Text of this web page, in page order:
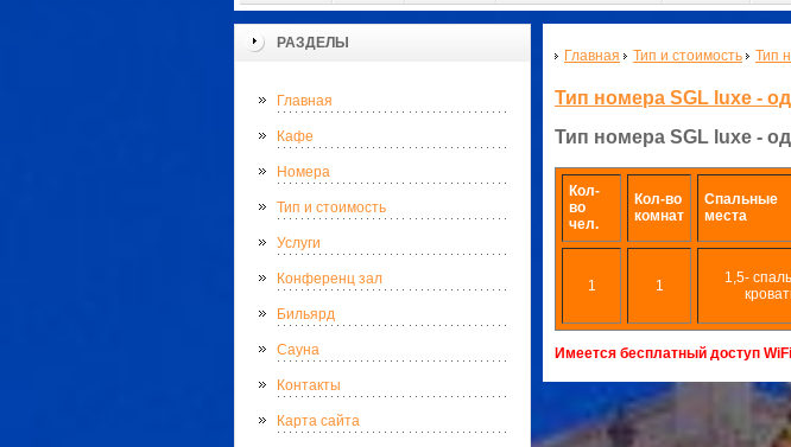
РАЗДЕЛЫ
Главная
Кафе
Номера
Тип и стоимость
Услуги
Конференц зал
Бильярд
Сауна
Контакты
Карта сайта
Главная Тип и стоимость Тип
Тип номера SGL luxe -
Тип номера SGL luxe -
Кол-
во
чел.
Кол-во
комнат
Спальные
места
1 1
1,5-
Имеется бесплатный доступ WiFi